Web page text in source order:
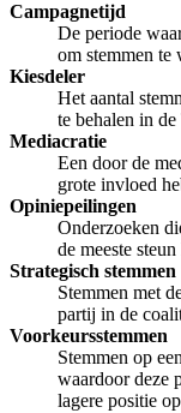
Campagnetijd
De periode
om stemmen te
Kiesdeler
Het aantal
te behalen in
Mediacratie
Een door de
grote invloed
Opiniepeilingen
Onderzoeken
de meeste steun
Strategisch stemmen
Stemmen met
partij in de
Voorkeursstemmen
Stemmen op
waardoor deze
lagere positie